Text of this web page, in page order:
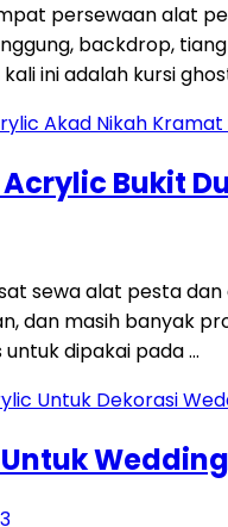
persewaan alat
backdrop,
ini adalah kursi
Acrylic Bukit
sewa alat pesta
dan masih banyak
dipakai pada …